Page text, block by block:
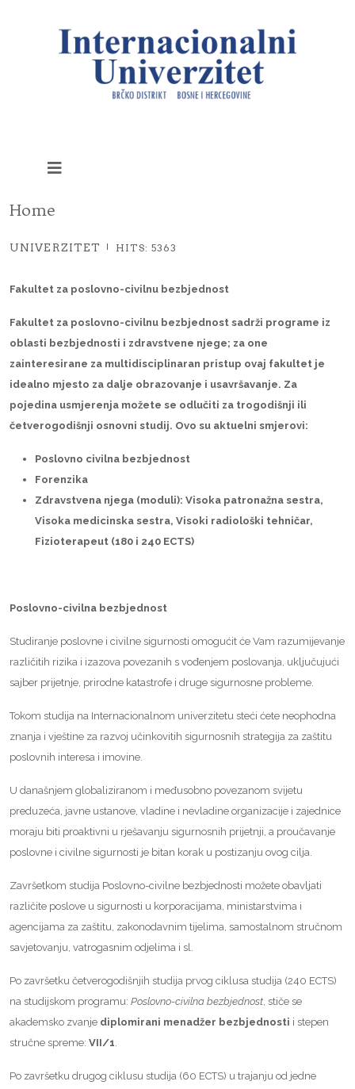
Home
UNIVERZITET HITS: 5363
Fakultet za poslovno-civilnu bezbjednost
Fakultet za poslovno-civilnu bezbjednost sadrži programe iz
oblasti bezbjednosti i zdravstvene njege; za one
zainteresirane za multidisciplinaran pristup ovaj fakultet je
idealno mjesto za dalje obrazovanje i usavršavanje. Za
pojedina usmjerenja možete se odlučiti za trogodišnji ili
četverogodišnji osnovni studij. Ovo su aktuelni smjerovi:
Poslovno civilna bezbjednost
Forenzika
Zdravstvena njega (moduli): Visoka patronažna sestra,
Visoka medicinska sestra, Visoki radiološki tehničar,
Fizioterapeut (180 i 240 ECTS)
Poslovno-civilna bezbjednost
Studiranje poslovne i civilne sigurnosti omogućit će Vam razumijevanje
različitih rizika i izazova povezanih s vođenjem poslovanja, uključujući
sajber prijetnje, prirodne katastrofe i druge sigurnosne probleme.
Tokom studija na Internacionalnom univerzitetu steći ćete neophodna
znanja i vještine za razvoj učinkovitih sigurnosnih strategija za zaštitu
poslovnih interesa i imovine.
U današnjem globaliziranom i međusobno povezanom svijetu
preduzeća, javne ustanove, vladine i nevladine organizacije i zajednice
moraju biti proaktivni u rješavanju sigurnosnih prijetnji, a proučavanje
poslovne i civilne sigurnosti je bitan korak u postizanju ovog cilja.
Završetkom studija Poslovno-civilne bezbjednosti možete obavljati
različite poslove u sigurnosti u korporacijama, ministarstvima i
agencijama za zaštitu, zakonodavnim tijelima, samostalnom stručnom
savjetovanju, vatrogasnim odjelima i sl.
Po završetku četverogodišnjih studija prvog ciklusa studija (240 ECTS)
na studijskom programu: Poslovno-civilna bezbjednost , stiče se
akademsko zvanje diplomirani menadžer bezbjednosti i stepen
stručne spreme: VII/1
Po završetku drugog ciklusu studija (60 ECTS) u trajanju od jedne